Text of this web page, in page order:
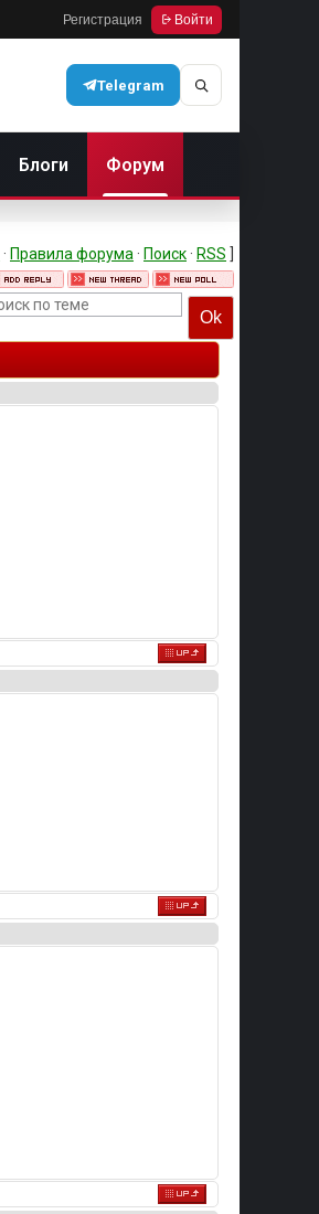
Регистрация Войти
Telegram
Блоги Форум
· Правила форума · Поиск · RSS